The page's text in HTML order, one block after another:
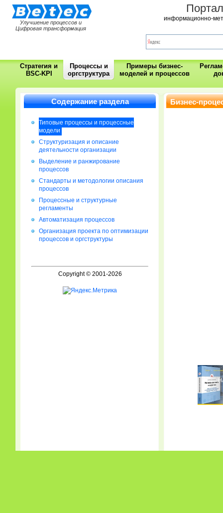
Улучшение процессов и
Цифровая трансформация
информационно-
Стратегия и
BSC-KPI
Процессы и
оргструктура
Примеры бизнес-
моделей и процессов
Содержание раздела
Типовые процессы и процессные
модели
Cтруктуризация и описание
деятельности организации
Выделение и ранжирование
процессов
Стандарты и методологии описания
процессов
Процессные и структурные
регламенты
Автоматизация процессов
Организация проекта по оптимизации
процессов и оргструктуры
Copyright © 2001-2026
Бизнес-